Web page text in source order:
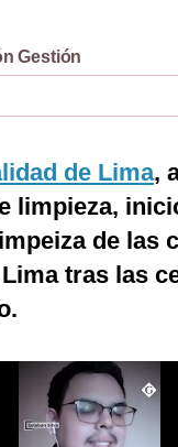
Gestión
de Lima,
limpieza,
de las
tras las